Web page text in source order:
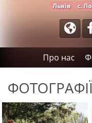
Львів с.
Про нас